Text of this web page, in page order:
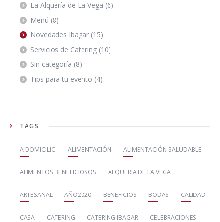
La Alquería de La Vega (6)
Menú (8)
Novedades Ibagar (15)
Servicios de Catering (10)
Sin categoría (8)
Tips para tu evento (4)
TAGS
A DOMICILIO ALIMENTACIÓN ALIMENTACIÓN SALUDABLE
ALIMENTOS BENEFICIOSOS ALQUERIA DE LA VEGA
ARTESANAL AÑO2020 BENEFICIOS BODAS CALIDAD
CASA CATERING CATERING IBAGAR CELEBRACIONES